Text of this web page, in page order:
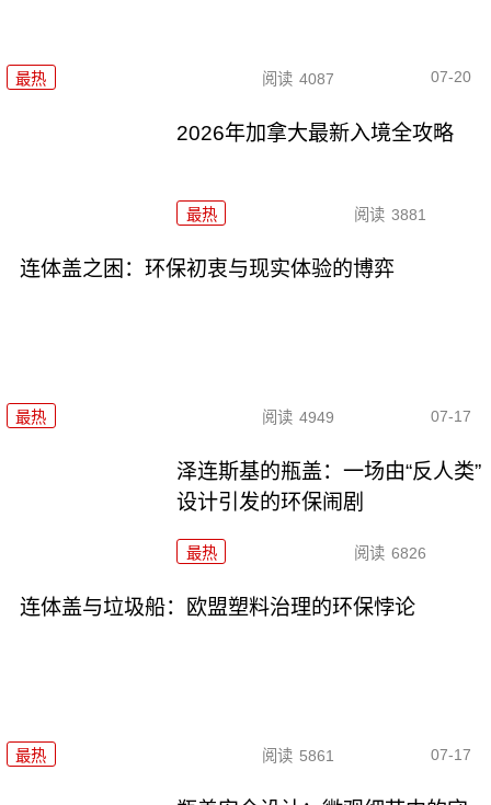
最热 阅读 4087 07-20
2026年加拿大最新入境全攻略
最热 阅读 3881
连体盖之困：环保初衷与现实体验的博弈
最热 阅读 4949 07-17
泽连斯基的瓶盖：一场由“反人类”
设计引发的环保闹剧
最热 阅读 6826
连体盖与垃圾船：欧盟塑料治理的环保悖论
最热 阅读 5861 07-17